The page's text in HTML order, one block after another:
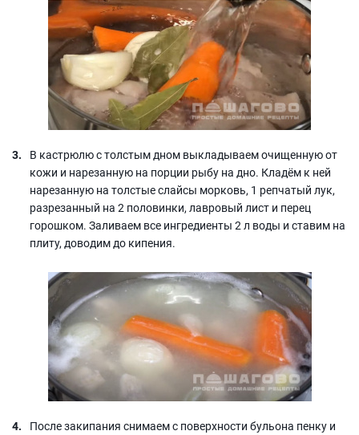
В кастрюлю с толстым дном выкладываем очищенную от
кожи и нарезанную на порции рыбу на дно. Кладём к ней
нарезанную на толстые слайсы морковь, 1 репчатый лук,
разрезанный на 2 половинки, лавровый лист и перец
горошком. Заливаем все ингредиенты 2 л воды и ставим на
плиту, доводим до кипения.
После закипания снимаем с поверхности бульона пенку и